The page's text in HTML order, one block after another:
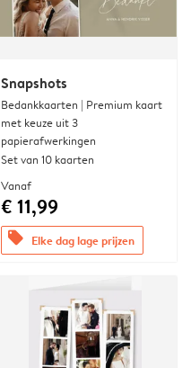
Snapshots
Bedankkaarten | Premium kaart
met keuze uit 3
papierafwerkingen
Set van 10 kaarten
Vanaf
€ 11,99
offers Elke dag lage prijzen